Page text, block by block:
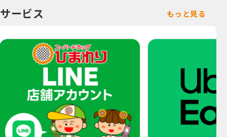
サービス もっと見る